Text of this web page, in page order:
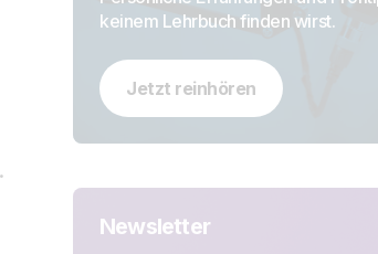
keinem Lehrbuch finden wirst.
Jetzt reinhören
Newsletter